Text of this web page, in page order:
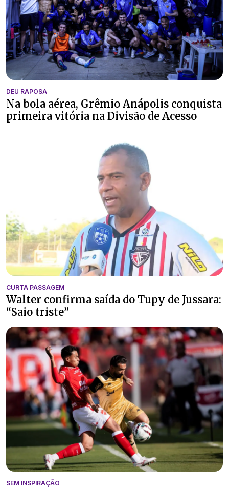
DEU RAPOSA
Na bola aérea, Grêmio Anápolis conquista
primeira vitória na Divisão de Acesso
CURTA PASSAGEM
Walter confirma saída do Tupy de Jussara:
“Saio triste”
SEM INSPIRAÇÃO